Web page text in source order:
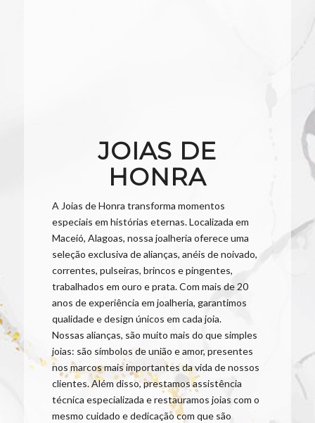
JOIAS DE
HONRA
A Joias de Honra transforma momentos
especiais em histórias eternas. Localizada em
Maceió, Alagoas, nossa joalheria oferece uma
seleção exclusiva de alianças, anéis de noivado,
correntes, pulseiras, brincos e pingentes,
trabalhados em ouro e prata. Com mais de 20
anos de experiência em joalheria, garantimos
qualidade e design únicos em cada joia.
Nossas alianças, são muito mais do que simples
joias: são símbolos de união e amor, presentes
nos marcos mais importantes da vida de nossos
clientes. Além disso, prestamos assistência
técnica especializada e restauramos joias com o
mesmo cuidado e dedicação com que são